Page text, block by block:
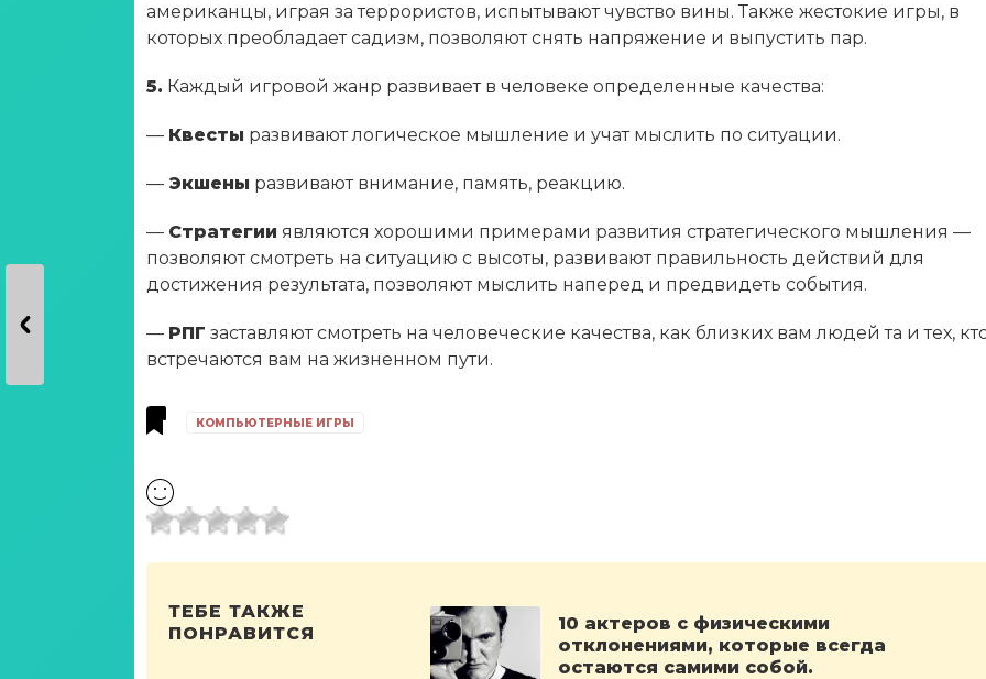
американцы, играя за террористов, испытывают чувство вины. Также жестокие игры, в
которых преобладает садизм, позволяют снять напряжение и выпустить пар.
5. Каждый игровой жанр развивает в человеке определенные качества:
— Квесты развивают логическое мышление и учат мыслить по ситуации.
— Экшены развивают внимание, память, реакцию.
— Стратегии являются хорошими примерами развития стратегического мышления —
позволяют смотреть на ситуацию с высоты, развивают правильность действий для
достижения результата, позволяют мыслить наперед и предвидеть события.
— РПГ заставляют смотреть на человеческие качества, как близких вам людей та и тех,
встречаются вам на жизненном пути.
КОМПЬЮТЕРНЫЕ ИГРЫ
ТЕБЕ ТАКЖЕ
ПОНРАВИТСЯ
10 актеров с физическими
отклонениями, которые всегда
остаются самими собой.